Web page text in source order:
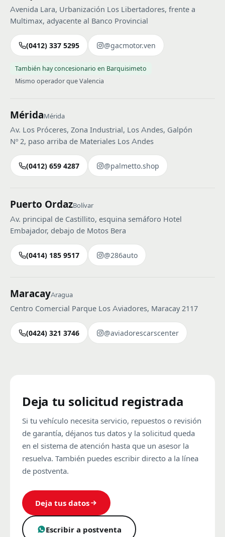
Avenida Lara, Urbanización Los Libertadores, frente a
Multimax, adyacente al Banco Provincial
(0412) 337 5295 @gacmotor.ven
También hay concesionario en Barquisimeto
Mismo operador que Valencia
MéridaMérida
Av. Los Próceres, Zona Industrial, Los Andes, Galpón
Nº 2, paso arriba de Materiales Los Andes
(0412) 659 4287 @palmetto.shop
Puerto OrdazBolívar
Av. principal de Castillito, esquina semáforo Hotel
Embajador, debajo de Motos Bera
(0414) 185 9517 @286auto
MaracayAragua
Centro Comercial Parque Los Aviadores, Maracay 2117
(0424) 321 3746 @aviadorescarscenter
Deja tu solicitud registrada
Si tu vehículo necesita servicio, repuestos o revisión
de garantía, déjanos tus datos y la solicitud queda
en el sistema de atención hasta que un asesor la
resuelva. También puedes escribir directo a la línea
de postventa.
Deja tus datos
Escribir a postventa